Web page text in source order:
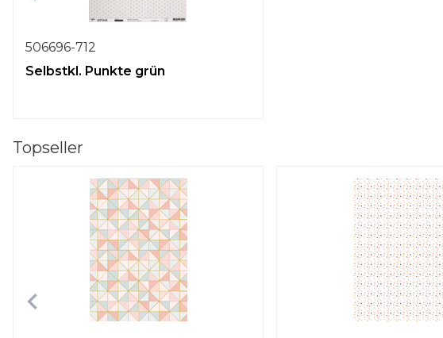
506696-712
Selbstkl. Punkte grün
Topseller